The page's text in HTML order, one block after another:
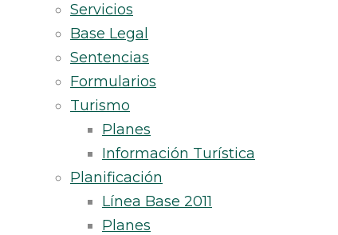
Servicios
Base Legal
Sentencias
Formularios
Turismo
Planes
Información Turística
Planificación
Línea Base 2011
Planes